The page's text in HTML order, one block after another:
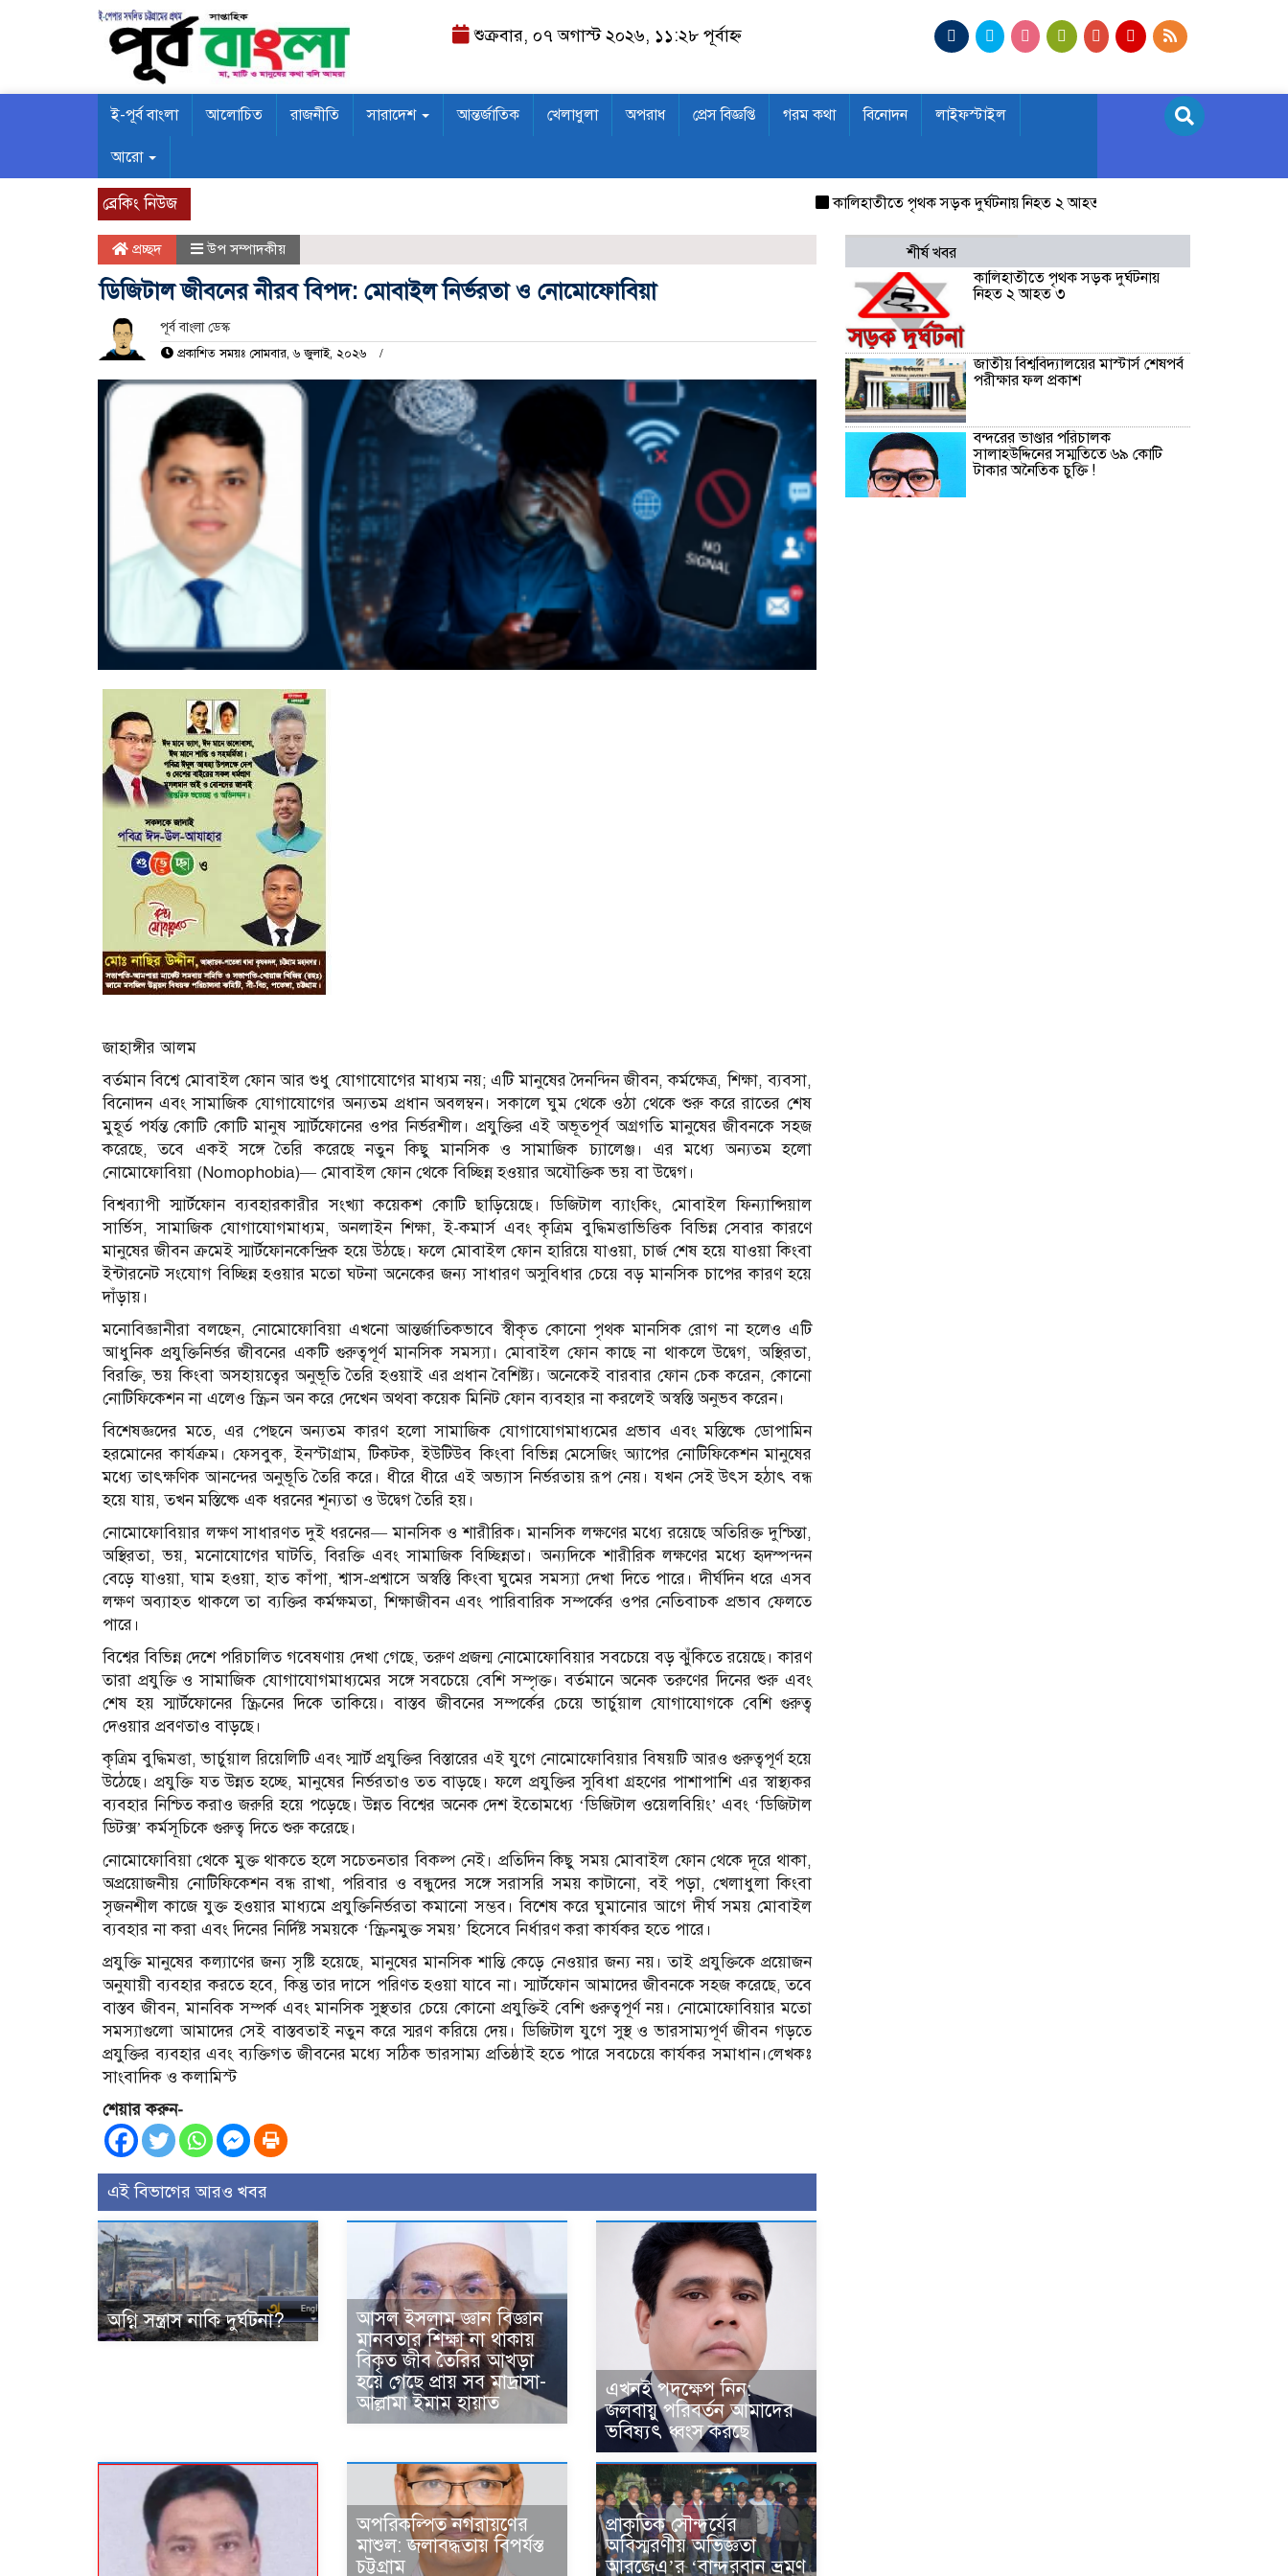
শুক্রবার, ০৭ অগাস্ট ২০২৬, ১১:২৮ পূর্বাহ্ন
ই-পূর্ব বাংলা আলোচিত রাজনীতি সারাদেশ আন্তর্জাতিক খেলাধুলা অপরাধ প্রেস বিজ্ঞপ্তি গরম কথা বিনোদন লাইফস্টাইল
আরো
ব্রেকিং নিউজ কালিহাতীতে পৃথক সড়ক দুর্ঘটনায় নিহত ২ আহত ৩ জাতীয় বিশ্ববিদ্যালয়ের মাস্টার্স
প্রচ্ছদ উপ সম্পাদকীয়
ডিজিটাল জীবনের নীরব বিপদ: মোবাইল নির্ভরতা ও নোমোফোবিয়া
পূর্ব বাংলা ডেস্ক
প্রকাশিত সময়ঃ সোমবার, ৬ জুলাই, ২০২৬
জাহাঙ্গীর আলম
বর্তমান বিশ্বে মোবাইল ফোন আর শুধু যোগাযোগের মাধ্যম নয়; এটি মানুষের দৈনন্দিন জীবন, কর্মক্ষেত্র, শিক্ষা, ব্যবসা,
বিনোদন এবং সামাজিক যোগাযোগের অন্যতম প্রধান অবলম্বন। সকালে ঘুম থেকে ওঠা থেকে শুরু করে রাতের শেষ
মুহূর্ত পর্যন্ত কোটি কোটি মানুষ স্মার্টফোনের ওপর নির্ভরশীল। প্রযুক্তির এই অভূতপূর্ব অগ্রগতি মানুষের জীবনকে সহজ
করেছে, তবে একই সঙ্গে তৈরি করেছে নতুন কিছু মানসিক ও সামাজিক চ্যালেঞ্জ। এর মধ্যে অন্যতম হলো
নোমোফোবিয়া (Nomophobia)— মোবাইল ফোন থেকে বিচ্ছিন্ন হওয়ার অযৌক্তিক ভয় বা উদ্বেগ।
বিশ্বব্যাপী স্মার্টফোন ব্যবহারকারীর সংখ্যা কয়েকশ কোটি ছাড়িয়েছে। ডিজিটাল ব্যাংকিং, মোবাইল ফিন্যান্সিয়াল
সার্ভিস, সামাজিক যোগাযোগমাধ্যম, অনলাইন শিক্ষা, ই-কমার্স এবং কৃত্রিম বুদ্ধিমত্তাভিত্তিক বিভিন্ন সেবার কারণে
মানুষের জীবন ক্রমেই স্মার্টফোনকেন্দ্রিক হয়ে উঠছে। ফলে মোবাইল ফোন হারিয়ে যাওয়া, চার্জ শেষ হয়ে যাওয়া কিংবা
ইন্টারনেট সংযোগ বিচ্ছিন্ন হওয়ার মতো ঘটনা অনেকের জন্য সাধারণ অসুবিধার চেয়ে বড় মানসিক চাপের কারণ হয়ে
দাঁড়ায়।
মনোবিজ্ঞানীরা বলছেন, নোমোফোবিয়া এখনো আন্তর্জাতিকভাবে স্বীকৃত কোনো পৃথক মানসিক রোগ না হলেও এটি
আধুনিক প্রযুক্তিনির্ভর জীবনের একটি গুরুত্বপূর্ণ মানসিক সমস্যা। মোবাইল ফোন কাছে না থাকলে উদ্বেগ, অস্থিরতা,
বিরক্তি, ভয় কিংবা অসহায়ত্বের অনুভূতি তৈরি হওয়াই এর প্রধান বৈশিষ্ট্য। অনেকেই বারবার ফোন চেক করেন, কোনো
নোটিফিকেশন না এলেও স্ক্রিন অন করে দেখেন অথবা কয়েক মিনিট ফোন ব্যবহার না করলেই অস্বস্তি অনুভব করেন।
বিশেষজ্ঞদের মতে, এর পেছনে অন্যতম কারণ হলো সামাজিক যোগাযোগমাধ্যমের প্রভাব এবং মস্তিষ্কে ডোপামিন
হরমোনের কার্যক্রম। ফেসবুক, ইনস্টাগ্রাম, টিকটক, ইউটিউব কিংবা বিভিন্ন মেসেজিং অ্যাপের নোটিফিকেশন মানুষের
মধ্যে তাৎক্ষণিক আনন্দের অনুভূতি তৈরি করে। ধীরে ধীরে এই অভ্যাস নির্ভরতায় রূপ নেয়। যখন সেই উৎস হঠাৎ বন্ধ
হয়ে যায়, তখন মস্তিষ্কে এক ধরনের শূন্যতা ও উদ্বেগ তৈরি হয়।
নোমোফোবিয়ার লক্ষণ সাধারণত দুই ধরনের— মানসিক ও শারীরিক। মানসিক লক্ষণের মধ্যে রয়েছে অতিরিক্ত দুশ্চিন্তা,
অস্থিরতা, ভয়, মনোযোগের ঘাটতি, বিরক্তি এবং সামাজিক বিচ্ছিন্নতা। অন্যদিকে শারীরিক লক্ষণের মধ্যে হৃদস্পন্দন
বেড়ে যাওয়া, ঘাম হওয়া, হাত কাঁপা, শ্বাস-প্রশ্বাসে অস্বস্তি কিংবা ঘুমের সমস্যা দেখা দিতে পারে। দীর্ঘদিন ধরে এসব
লক্ষণ অব্যাহত থাকলে তা ব্যক্তির কর্মক্ষমতা, শিক্ষাজীবন এবং পারিবারিক সম্পর্কের ওপর নেতিবাচক প্রভাব ফেলতে
পারে।
বিশ্বের বিভিন্ন দেশে পরিচালিত গবেষণায় দেখা গেছে, তরুণ প্রজন্ম নোমোফোবিয়ার সবচেয়ে বড় ঝুঁকিতে রয়েছে। কারণ
তারা প্রযুক্তি ও সামাজিক যোগাযোগমাধ্যমের সঙ্গে সবচেয়ে বেশি সম্পৃক্ত। বর্তমানে অনেক তরুণের দিনের শুরু এবং
শেষ হয় স্মার্টফোনের স্ক্রিনের দিকে তাকিয়ে। বাস্তব জীবনের সম্পর্কের চেয়ে ভার্চুয়াল যোগাযোগকে বেশি গুরুত্ব
দেওয়ার প্রবণতাও বাড়ছে।
কৃত্রিম বুদ্ধিমত্তা, ভার্চুয়াল রিয়েলিটি এবং স্মার্ট প্রযুক্তির বিস্তারের এই যুগে নোমোফোবিয়ার বিষয়টি আরও গুরুত্বপূর্ণ হয়ে
উঠেছে। প্রযুক্তি যত উন্নত হচ্ছে, মানুষের নির্ভরতাও তত বাড়ছে। ফলে প্রযুক্তির সুবিধা গ্রহণের পাশাপাশি এর স্বাস্থ্যকর
ব্যবহার নিশ্চিত করাও জরুরি হয়ে পড়েছে। উন্নত বিশ্বের অনেক দেশ ইতোমধ্যে ‘ডিজিটাল ওয়েলবিয়িং’ এবং ‘ডিজিটাল
ডিটক্স’ কর্মসূচিকে গুরুত্ব দিতে শুরু করেছে।
নোমোফোবিয়া থেকে মুক্ত থাকতে হলে সচেতনতার বিকল্প নেই। প্রতিদিন কিছু সময় মোবাইল ফোন থেকে দূরে থাকা,
অপ্রয়োজনীয় নোটিফিকেশন বন্ধ রাখা, পরিবার ও বন্ধুদের সঙ্গে সরাসরি সময় কাটানো, বই পড়া, খেলাধুলা কিংবা
সৃজনশীল কাজে যুক্ত হওয়ার মাধ্যমে প্রযুক্তিনির্ভরতা কমানো সম্ভব। বিশেষ করে ঘুমানোর আগে দীর্ঘ সময় মোবাইল
ব্যবহার না করা এবং দিনের নির্দিষ্ট সময়কে ‘স্ক্রিনমুক্ত সময়’ হিসেবে নির্ধারণ করা কার্যকর হতে পারে।
প্রযুক্তি মানুষের কল্যাণের জন্য সৃষ্টি হয়েছে, মানুষের মানসিক শান্তি কেড়ে নেওয়ার জন্য নয়। তাই প্রযুক্তিকে প্রয়োজন
অনুযায়ী ব্যবহার করতে হবে, কিন্তু তার দাসে পরিণত হওয়া যাবে না। স্মার্টফোন আমাদের জীবনকে সহজ করেছে, তবে
বাস্তব জীবন, মানবিক সম্পর্ক এবং মানসিক সুস্থতার চেয়ে কোনো প্রযুক্তিই বেশি গুরুত্বপূর্ণ নয়। নোমোফোবিয়ার মতো
সমস্যাগুলো আমাদের সেই বাস্তবতাই নতুন করে স্মরণ করিয়ে দেয়। ডিজিটাল যুগে সুস্থ ও ভারসাম্যপূর্ণ জীবন গড়তে
প্রযুক্তির ব্যবহার এবং ব্যক্তিগত জীবনের মধ্যে সঠিক ভারসাম্য প্রতিষ্ঠাই হতে পারে সবচেয়ে কার্যকর সমাধান।লেখকঃ
সাংবাদিক ও কলামিস্ট
শেয়ার করুন-
এই বিভাগের আরও খবর
অগ্নি সন্ত্রাস নাকি দুর্ঘটনা?
আসল ইসলাম জ্ঞান বিজ্ঞান
মানবতার শিক্ষা না থাকায়
বিকৃত জীব তৈরির আখড়া
হয়ে গেছে প্রায় সব মাদ্রাসা-
আল্লামা ইমাম হায়াত
এখনই পদক্ষেপ নিন:
জলবায়ু পরিবর্তন আমাদের
ভবিষ্যৎ ধ্বংস করছে
অপরিকল্পিত নগরায়ণের
মাশুল: জলাবদ্ধতায় বিপর্যস্ত
চট্টগ্রাম
প্রাকৃতিক সৌন্দর্যের
অবিস্মরণীয় অভিজ্ঞতা
আরজেএ’র ‘বান্দরবান ভ্রমণ
শীর্ষ খবর
কালিহাতীতে পৃথক সড়ক দুর্ঘটনায়
নিহত ২ আহত ৩
জাতীয় বিশ্ববিদ্যালয়ের মাস্টার্স শেষপর্ব
পরীক্ষার ফল প্রকাশ
বন্দরের ভাণ্ডার পরিচালক
সালাহউদ্দিনের সম্মতিতে ৬৯ কোটি
টাকার অনৈতিক চুক্তি !